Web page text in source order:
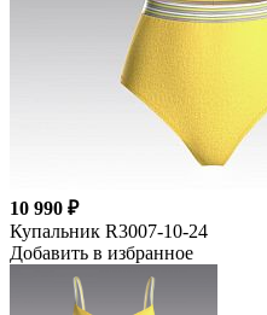
10 990 ₽
Купальник R3007-10-24
Добавить в избранное